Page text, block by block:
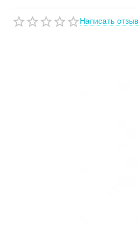
Написать отзыв